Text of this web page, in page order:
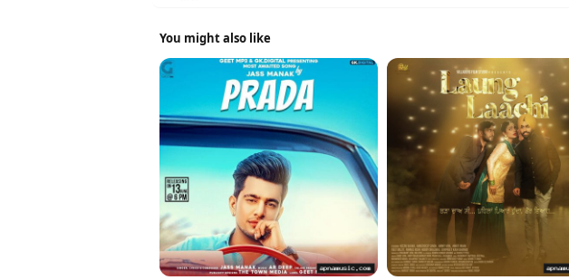
You might also like